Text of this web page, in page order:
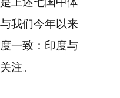
我们今年以来
一致：印度与
注。